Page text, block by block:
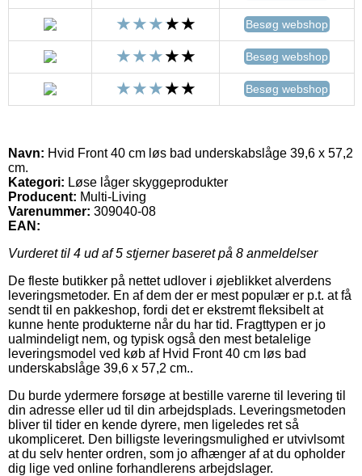
Besøg webshop
Besøg webshop
Besøg webshop
Navn: Hvid Front 40 cm løs bad underskabslåge 39,6 x 57,2
cm.
Kategori: Løse låger skyggeprodukter
Producent: Multi-Living
Varenummer: 309040-08
EAN:
Vurderet til 4 ud af 5 stjerner baseret på 8 anmeldelser
De fleste butikker på nettet udlover i øjeblikket alverdens
leveringsmetoder. En af dem der er mest populær er p.t. at få
sendt til en pakkeshop, fordi det er ekstremt fleksibelt at
kunne hente produkterne når du har tid. Fragttypen er jo
ualmindeligt nem, og typisk også den mest betalelige
leveringsmodel ved køb af Hvid Front 40 cm løs bad
underskabslåge 39,6 x 57,2 cm..
Du burde ydermere forsøge at bestille varerne til levering til
din adresse eller ud til din arbejdsplads. Leveringsmetoden
bliver til tider en kende dyrere, men ligeledes ret så
ukompliceret. Den billigste leveringsmulighed er utvivlsomt
at du selv henter ordren, som jo afhænger af at du opholder
dig lige ved online forhandlerens arbejdslager.